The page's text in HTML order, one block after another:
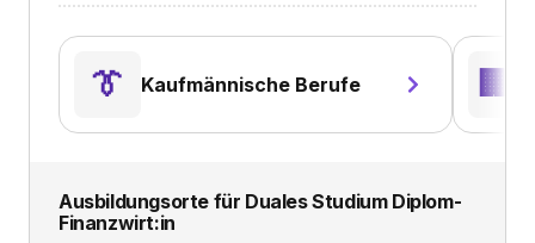
👔 Kaufmännische Berufe 🏢
Ausbildungsorte für Duales Studium Diplom-
Finanzwirt:in